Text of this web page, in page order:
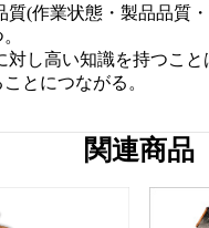
(作業状態・製品品質
し高い知識を持つこと
とにつながる。
関連商品